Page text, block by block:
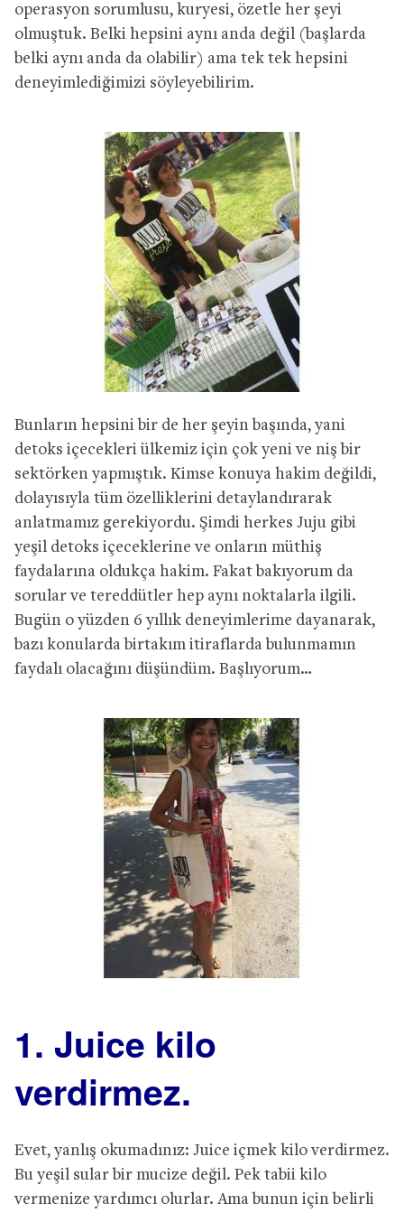
operasyon sorumlusu, kuryesi, özetle her şeyi
olmuştuk. Belki hepsini aynı anda değil (başlarda
belki aynı anda da olabilir) ama tek tek hepsini
deneyimlediğimizi söyleyebilirim.
Bunların hepsini bir de her şeyin başında, yani
detoks içecekleri ülkemiz için çok yeni ve niş bir
sektörken yapmıştık. Kimse konuya hakim değildi,
dolayısıyla tüm özelliklerini detaylandırarak
anlatmamız gerekiyordu. Şimdi herkes Juju gibi
yeşil detoks içeceklerine ve onların müthiş
faydalarına oldukça hakim. Fakat bakıyorum da
sorular ve tereddütler hep aynı noktalarla ilgili.
Bugün o yüzden 6 yıllık deneyimlerime dayanarak,
bazı konularda birtakım itiraflarda bulunmamın
faydalı olacağını düşündüm. Başlıyorum…
1. Juice kilo
verdirmez.
Evet, yanlış okumadınız: Juice içmek kilo verdirmez.
Bu yeşil sular bir mucize değil. Pek tabii kilo
vermenize yardımcı olurlar. Ama bunun için belirli